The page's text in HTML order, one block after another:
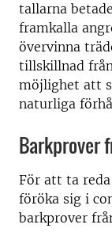
tallarna
framkalla
övervinna
tillskillnad
möjlighet att
naturliga
Barkprover
För att ta
föröka sig i
barkprover